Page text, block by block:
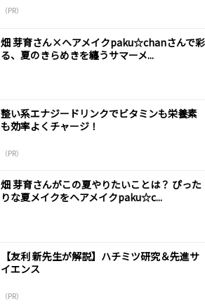
（PR）
畑 芽育さん×ヘアメイクpaku☆chanさんで彩
る、夏のきらめきを纏うサマーメ...
整い系エナジードリンクでビタミンも栄養素
も効率よくチャージ！
（PR）
畑 芽育さんがこの夏やりたいことは？ ぴった
りな夏メイクをヘアメイクpaku☆c...
【友利 新先生が解説】ハチミツ研究＆先進サ
イエンス
（PR）